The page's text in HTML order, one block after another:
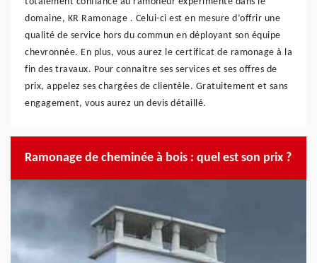
domaine, KR Ramonage . Celui-ci est en mesure d’offrir une
qualité de service hors du commun en déployant son équipe
chevronnée. En plus, vous aurez le certificat de ramonage à la
fin des travaux. Pour connaitre ses services et ses offres de
prix, appelez ses chargées de clientèle. Gratuitement et sans
engagement, vous aurez un devis détaillé.
Ramonage de cheminée à bois : quel est son prix ?